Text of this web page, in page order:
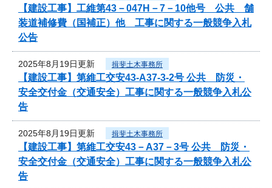
【建設工事】工維第43－047H－7－10他号 公共 舗
装道補修費（国補正）他 工事に関する一般競争入札
公告
2025年8月19日更新 揖斐土木事務所
【建設工事】第維工交安43-A37-3-2号 公共 防災・
安全交付金（交通安全）工事に関する一般競争入札公
告
2025年8月19日更新 揖斐土木事務所
【建設工事】第維工交安43－A37－3号 公共 防災・
安全交付金（交通安全）工事に関する一般競争入札公
告